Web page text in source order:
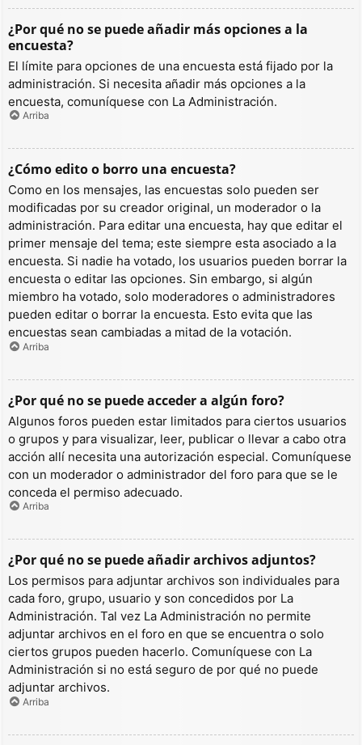
¿Por qué no se puede añadir más opciones a la
encuesta?
El límite para opciones de una encuesta está fijado por la
administración. Si necesita añadir más opciones a la
encuesta, comuníquese con La Administración.
Arriba
¿Cómo edito o borro una encuesta?
Como en los mensajes, las encuestas solo pueden ser
modificadas por su creador original, un moderador o la
administración. Para editar una encuesta, hay que editar el
primer mensaje del tema; este siempre esta asociado a la
encuesta. Si nadie ha votado, los usuarios pueden borrar la
encuesta o editar las opciones. Sin embargo, si algún
miembro ha votado, solo moderadores o administradores
pueden editar o borrar la encuesta. Esto evita que las
encuestas sean cambiadas a mitad de la votación.
Arriba
¿Por qué no se puede acceder a algún foro?
Algunos foros pueden estar limitados para ciertos usuarios
o grupos y para visualizar, leer, publicar o llevar a cabo otra
acción allí necesita una autorización especial. Comuníquese
con un moderador o administrador del foro para que se le
conceda el permiso adecuado.
Arriba
¿Por qué no se puede añadir archivos adjuntos?
Los permisos para adjuntar archivos son individuales para
cada foro, grupo, usuario y son concedidos por La
Administración. Tal vez La Administración no permite
adjuntar archivos en el foro en que se encuentra o solo
ciertos grupos pueden hacerlo. Comuníquese con La
Administración si no está seguro de por qué no puede
adjuntar archivos.
Arriba